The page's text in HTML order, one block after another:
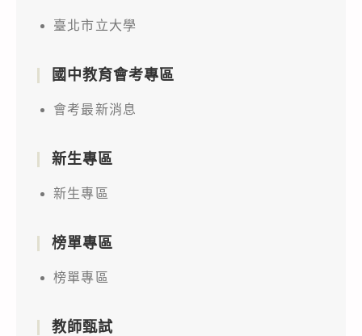
臺北市立大學
國中教育會考專區
會考最新消息
新生專區
新生專區
榜單專區
榜單專區
教師甄試